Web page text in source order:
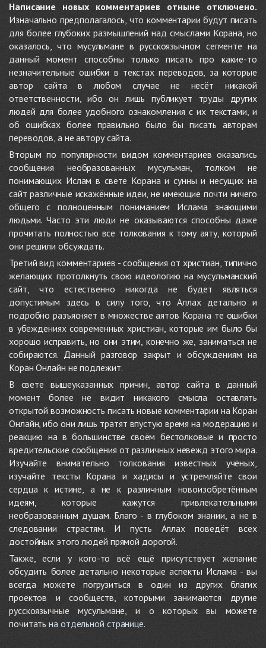
Написание новых комментариев отныне отключено.
Изначально предполагалось, что комментарии будут писать
для более глубоких размышлений над смыслами Корана, но
оказалось, что мусульмане в русскоязычном сегменте на
данный момент способны только писать про какие-то
незначительные ошибки в текстах переводов, за которые
автор сайта в любом случае не несёт никакой
ответственности, ибо он лишь публикует труды других
людей для более удобного ознакомления с их текстами, и
об ошибках более правильно было бы писать авторам
переводов, а не автору сайта.
Вторым по популярности видом комментариев оказались
сообщения необразованных мусульман, толком не
понимающих Ислам в свете Корана и сунны и несущих на
сайт различные искажённые идеи, не имеющие почти ничего
общего с полноценным пониманием Ислама знающими
людьми. Часто эти люди не оказываются способны даже
прочитать полностью все толкования к тому аяту, который
они решили обсуждать.
Третий вид комментариев - сообщения от христиан, типично
желающих протолкнуть свою идеологию на мусульманский
сайт, что естественно никогда не будет являться
допустимым здесь в силу того, что Аллах детально и
подробно разъясняет в множестве аятов Корана те ошибки
в убеждениях современных христиан, которые им было бы
хорошо исправить, но они этим, конечно же, заниматься не
собираются. Данный разговор закрыт и обсуждениям на
Коран Онлайн не подлежит.
В свете вышеуказанных причин, автор сайта в данный
момент более не видит никакого смысла оставлять
открытой возможность писать новые комментарии на Коран
Онлайн, ибо они лишь тратят впустую время на модерацию и
реакцию на в большинстве своём бестолковые и просто
вредительские сообщения от различных невежд этого мира.
Изучайте внимательно толкования известных учёных,
изучайте тексты Корана и хадисы и устремляйте свои
сердца к истине, а не к различным новоизобретённым
идеям, которые кажутся привлекательными
необразованным душам. Благо - в глубоком знании, а не в
следовании страстям. И пусть Аллах поведёт всех
достойных этого людей прямой дорогой.
Также, если у кого-то всё ещё присутствует желание
обсудить более детально некоторые аспекты Ислама - вы
всегда можете погрузиться в один из других благих
проектов и сообществ, которыми занимаются другие
русскоязычные мусульмане, и о которых вы можете
почитатьна отдельной странице.